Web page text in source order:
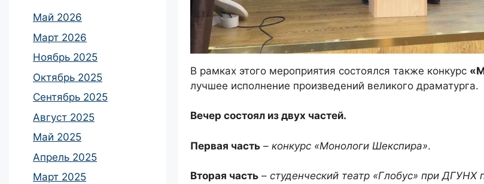
В рамках этого мероприятия состоялся также конкурс
лучшее исполнение произведений великого драматурга.
Вечер состоял из двух частей.
Первая часть–конкурс «Монологи Шекспира».
Вторая часть– студенческий театр «Глобус» при ДГУНХ
Май 2026
Март 2026
Ноябрь 2025
Октябрь 2025
Сентябрь 2025
Август 2025
Май 2025
Апрель 2025
Март 2025